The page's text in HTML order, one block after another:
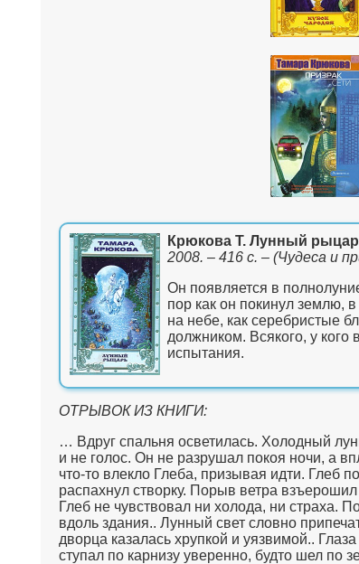
Крюкова Т. Лунный
2008. – 416 с. – (Чудеса и
Он появляется в
пор как он покинул землю,
на небе, как серебристые
должником. Всякого, у
испытания.
ОТРЫВОК ИЗ КНИГИ:
… Вдруг спальня осветилась. Холодный
и не голос. Он не разрушал покоя ночи, а
что-то влекло Глеба, призывая идти. Глеб
распахнул створку. Порыв ветра
Глеб не чувствовал ни холода, ни страха.
вдоль здания.. Лунный свет словно
дворца казалась хрупкой и уязвимой..
ступал по карнизу уверенно, будто шел по